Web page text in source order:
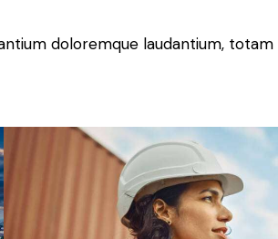
doloremque laudantium, totam